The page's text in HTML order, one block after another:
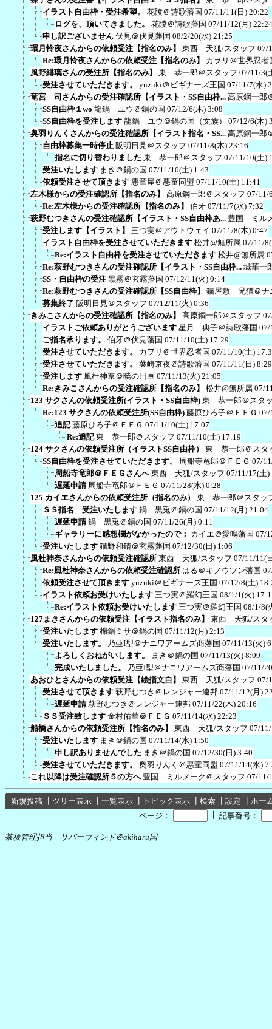
イラスト自由枠・受注希望。
花陵＠詩歌藩国 07/11/11(日) 20:22
ログを、頂いてきました。
花陵＠詩歌藩国 07/11/12(月) 22:24
申し訳ございません 伏見＠伏見藩国 08/2/20(水) 21:25
環月怜夜さんからの依頼受注【指名のみ】
東西 天狐/スタッフ 07/
Re:環月怜夜さんからの依頼受注【指名のみ】
カヲリ＠世界忍者
風野緋璃さんの受注所【指名のみ】
東 恭一郎＠スタッフ 07/11/3(
受注させていただきます。
yuzuki＠ビギナーズ王国 07/11/7(水)
竜宮 司さんからの受注確認所【イラスト・SS自由枠... 高原鋼一郎
SS自由枠１wo 龍鍋 ユウ＠鍋の国 07/12/6(木) 3:08
SS自由枠を受注します 龍鍋 ユウ＠鍋の国（文族）
07/12/6(木)
奥羽りんくさんからの受注確認所【イラスト指名・SS... 高原鋼一郎
自由枠募集一時停止 阪明日見＠スタッフ 07/11/8(木) 23:16
指名に切り替わりました 東 恭一郎＠スタッフ 07/11/10(土)
受注いたします まき＠鍋の国 07/11/10(土) 1:43
依頼受注させて頂きます 悪童屋＠悪童同盟 07/11/10(土) 11:41
左木様からの受注確認所【指名のみ】
高原鋼一郎＠スタッフ 07/11/
Re:左木様からの受注確認所【指名のみ】
伯牙 07/11/7(水) 7:32
萩野むつきさんの受注確認所【イラスト・SS自由枠あ... 豊国 ミル
受注します【イラスト】
三つ実＠アウトウェイ 07/11/8(木) 0:47
イラスト自由枠を受注させていただきます 松井@無所属 07/11/
Re:イラスト自由枠を受注させていただきます 松井@無所属
Re:萩野むつきさんの受注確認所【イラスト・SS自由枠... 城華一
SS・自由枠の受注 黒霧＠玄霧藩国 07/12/11(火) 0:14
Re:萩野むつきさんの受注確認所【SS自由枠】
猫屋敷 兄猫＠ナ
募集終了 阪明日見＠スタッフ 07/12/11(火) 0:36
きみこさんからの受注確認所【指名のみ】
高原鋼一郎＠スタッフ
イラストご依頼ありがとうございます 星月 典子＠詩歌藩国 07/
ご指名承ります。
伯牙＠伏見藩国 07/11/10(土) 17:29
受注させていただきます。
カヲリ＠世界忍者国 07/11/10(土)
受注させていただきます。
葉崎京夜＠詩歌藩国 07/11/11(日) 8:29
受注します 風杜神奈＠暁の円卓 07/11/13(火) 21:05
Re:きみこさんからの受注確認所【指名のみ】
松井@無所属 07/
123 サクさんの依頼受注所(イラスト・SS自由枠) 東 恭一郎＠スタ
Re:123 サクさんの依頼受注所(SS自由枠) 藤原ひろ子＠ＦＥＧ 07/
追記 藤原ひろ子＠ＦＥＧ 07/11/10(土) 17:07
Re:追記 東 恭一郎＠スタッフ 07/11/10(土) 17:19
124 サクさんの依頼受注所（イラストSS自由枠）
東 恭一郎＠スタ
SS自由枠を受注させていただきます。
周船寺竜郎＠ＦＥＧ 07/
周船寺竜郎＠ＦＥＧさんへ 東西 天狐/スタッフ 07/11/17(土)
遅延申請 周船寺竜郎＠ＦＥＧ 07/11/28(水) 0:28
125 カイエさんからの依頼受注所（指名のみ）
東 恭一郎＠スタッ
ＳＳ指名 受注いたします 鍋 黒兎＠鍋の国 07/11/12(月) 21:04
遅延申請 鍋 黒兎＠鍋の国 07/11/26(月) 0:11
ギャラリーに感想欄がなかったので； カイエ＠愛鳴藩国 07/
受注いたします 猫野和錆＠玄霧藩国 07/12/30(日) 1:06
風杜神奈さんからの依頼受注確認所 東西 天狐/スタッフ 07/11/11(
Re:風杜神奈さんからの依頼受注確認所 はる＠キノウツン藩国
依頼受注させて頂きます yuzuki＠ビギナーズ王国 07/12/8(土)
イラスト依頼お受けいたします 三つ実＠羅幻王国 08/1/1(火)
Re:イラスト依頼お受けいたします 三つ実＠羅幻王国 08/1/8(
127まきさんからの依頼受注【イラスト指名のみ】
東西 天狐/スタ
受注いたします 棉鍋ミサ＠鍋の国 07/11/12(月) 2:13
受注いたします。
乃亜I型＠ナニワアームズ商藩国 07/11/13(火)
よろしくおねがいします。
まき＠鍋の国 07/11/13(火) 8:09
完成いたしました。
乃亜I型＠ナニワアームズ商藩国 07/11/
あおひとさんからの依頼受注【絵指文自】
東西 天狐/スタッフ 07/
受注させて頂きます 萩野むつき＠レンジャー連邦 07/11/12(月)
遅延申請 萩野むつき＠レンジャー連邦 07/11/22(木) 20:16
ＳＳ受注致します 金村佑華＠ＦＥＧ 07/11/14(水) 22:23
船橋さんからの依頼受注所【指名のみ】
東西 天狐/スタッフ 07/
受注いたします まき＠鍋の国 07/11/14(水) 1:50
申し訳ありませんでした まき＠鍋の国 07/12/30(日) 3:40
受注させていただきます。
奥羽りんく＠悪童同盟 07/11/14(水)
これ以降は受注確認所５の方へ 豊国 ミルメーク＠スタッフ 07/11/
新規投稿 ツリー表示 一覧表示 トピック表示 検索 設定
ホー
ページ：
記事番号：
茶板管理担当 リバーウィンド＠akiharu国